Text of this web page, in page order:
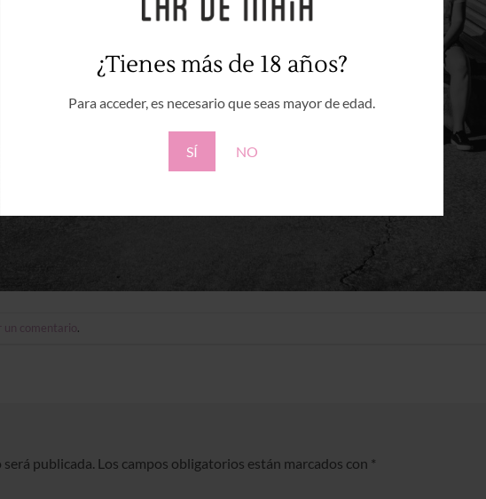
¿Tienes más de 18 años?
Para acceder, es necesario que seas mayor de edad.
SÍ NO
un comentario.
publicada. Los campos obligatorios están marcados con *